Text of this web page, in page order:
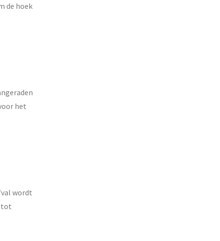
de hoek
het
wordt
tot